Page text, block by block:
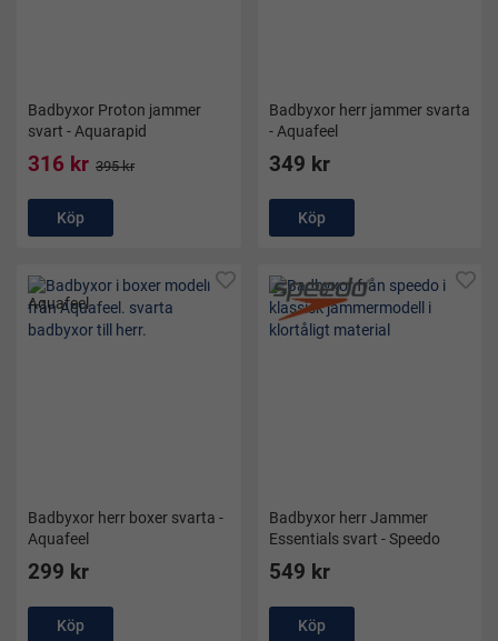
Badbyxor Proton jammer
svart - Aquarapid
316 kr 395 kr
Köp
Badbyxor herr jammer svarta
- Aquafeel
349 kr
Köp
Badbyxor herr boxer svarta -
Aquafeel
299 kr
Köp
Badbyxor herr Jammer
Essentials svart - Speedo
549 kr
Köp